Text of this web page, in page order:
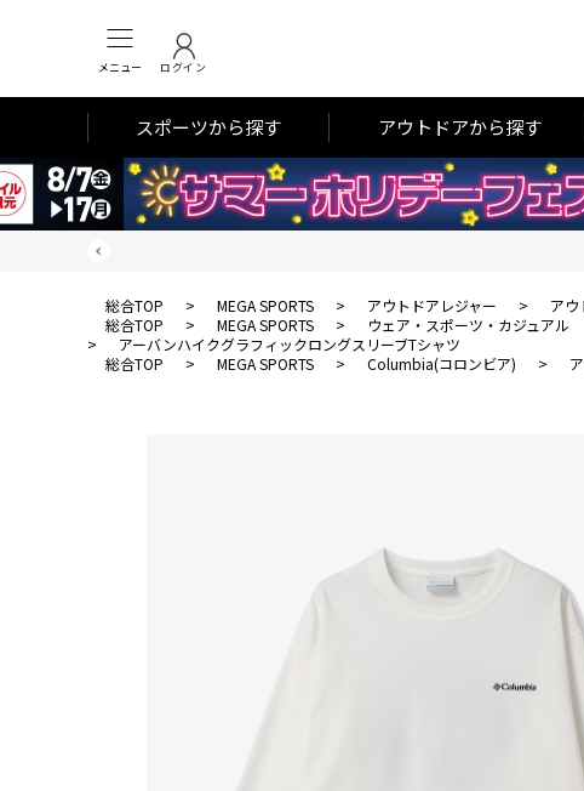
メニュー ログイン
スポーツから探す アウトドアから探す
総合TOP > MEGA SPORTS > アウトドアレジャー > アウ
総合TOP
> MEGA SPORTS > ウェア・スポーツ・カジュアル
>
アーバンハイクグラフィックロングスリーブTシャツ
総合TOP
> MEGA SPORTS > Columbia(コロンビア) >